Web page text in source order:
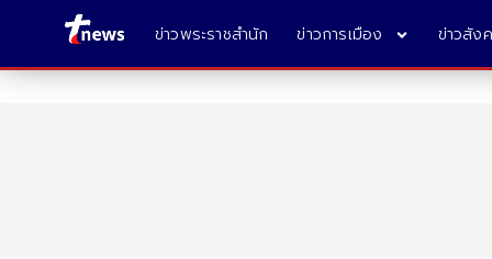
ข่าวพระราชสำนัก ข่าวการเมือง ข่าวสัง